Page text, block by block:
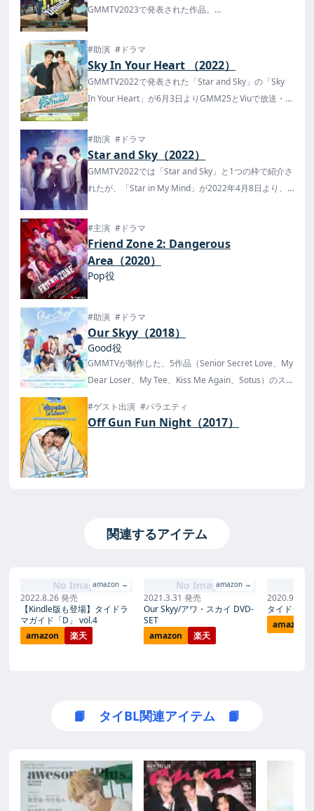
GMMTV2023で発表された作品。
はTELASAで8月1日より配信が開始！
#助演 #ドラマ
Sky In Your Heart （2022）
GMMTV2022で発表された「Star and Sky」の「Sky
In Your Heart」が6月3日よりGMM25とViuで放送・配
#助演 #ドラマ
Star and Sky（2022）
GMMTV2022では「Star and Sky」と1つの枠で紹介さ
れたが、「Star in My Mind」が2022年4月8日より、
#主演 #ドラマ
Friend Zone 2: Dangerous
Area（2020）
Pop役
#助演 #ドラマ
Our Skyy（2018）
Good役
GMMTVが制作した、5作品（Senior Secret Love、My
Dear Loser、My Tee、Kiss Me Again、Sotus）のス
2021年3月31日にDVDセットが発売！
#ゲスト出演 #バラエティ
Off Gun Fun Night（2017）
関連するアイテム
No Imageamazon →
2022.8.26 発売
【Kindle版も登場】タイドラ
マガイド「D」 vol.4
amazon
楽天
No Imageamazon →
2021.3.31 発売
Our Skyy/アワ・スカイ DVD-
SET
amazon
楽天
2020.9.10
タイドラマ
amazon
📙 タイBL関連アイテム 📙